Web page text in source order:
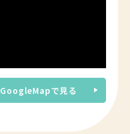
GoogleMapで見る